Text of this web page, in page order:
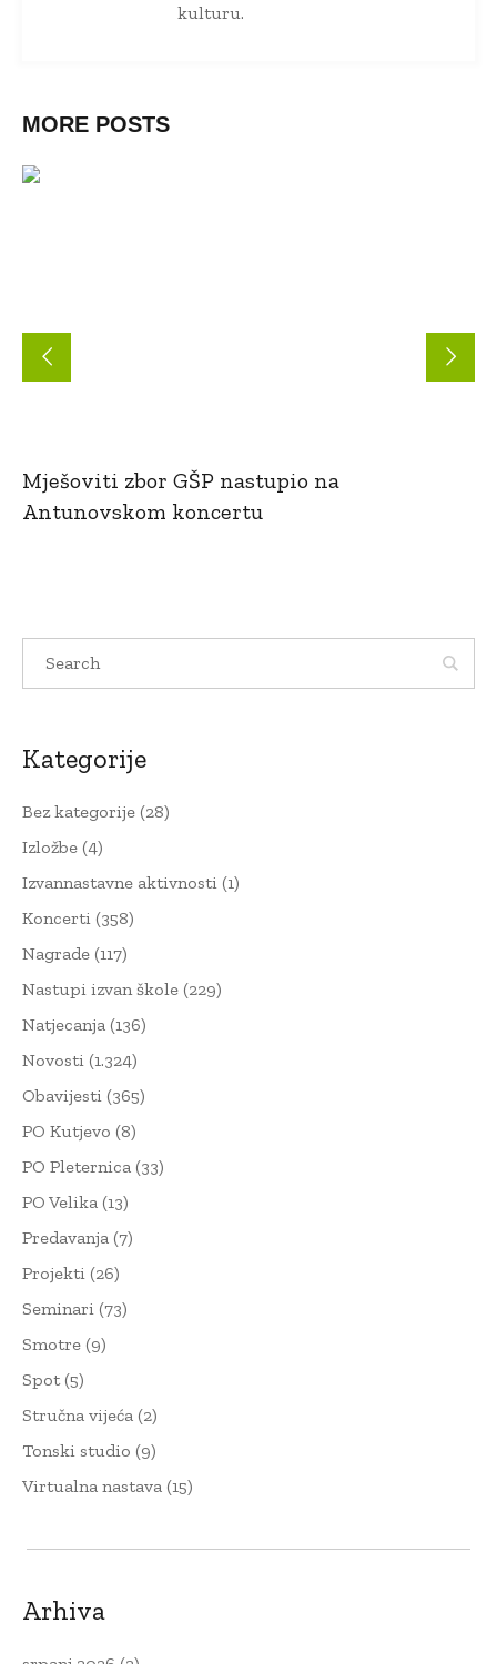
kulturu.
MORE POSTS
Mješoviti zbor GŠP nastupio na
Antunovskom koncertu
Kategorije
Bez kategorije (28)
Izložbe (4)
Izvannastavne aktivnosti (1)
Koncerti (358)
Nagrade (117)
Nastupi izvan škole (229)
Natjecanja (136)
Novosti (1.324)
Obavijesti (365)
PO Kutjevo (8)
PO Pleternica (33)
PO Velika (13)
Predavanja (7)
Projekti (26)
Seminari (73)
Smotre (9)
Spot(5)
Stručna vijeća (2)
Tonski studio (9)
Virtualna nastava (15)
Arhiva